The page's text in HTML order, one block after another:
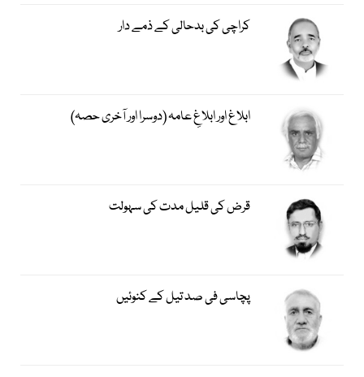
کراچی کی بدحالی کے ذمے دار
ابلاغ اور ابلاغِ عامہ (دوسرا اور آخری حصہ)
قرض کی قلیل مدت کی سہولت
پچاسی فی صد تیل کے کنوئیں